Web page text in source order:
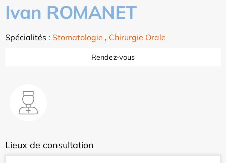
Ivan ROMANET
Spécialités : Stomatologie , Chirurgie Orale
Rendez-vous
Lieux de consultation